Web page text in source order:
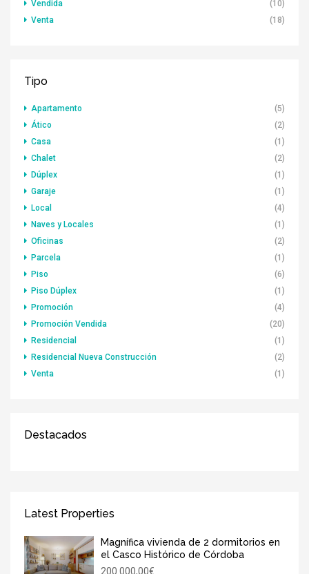
Vendida
(10)
Venta
(18)
Tipo
Apartamento
(5)
Ático
(2)
Casa
(1)
Chalet
(2)
Dúplex
(1)
Garaje
(1)
Local
(4)
Naves y Locales
(1)
Oficinas
(2)
Parcela
(1)
Piso
(6)
Piso Dúplex
(1)
Promoción
(4)
Promoción Vendida
(20)
Residencial
(1)
Residencial Nueva Construcción
(2)
Venta
(1)
Destacados
Latest Properties
Magnífica vivienda de 2 dormitorios en
el Casco Histórico de Córdoba
200.000,00€